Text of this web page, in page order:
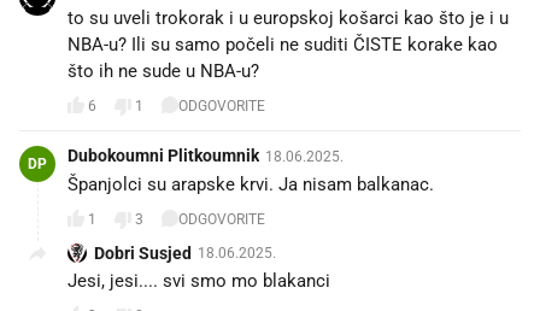
to su uveli trokorak i u europskoj košarci kao što je i u
NBA-u? Ili su samo počeli ne suditi ČISTE korake kao
što ih ne sude u NBA-u?
6 1 ODGOVORITE
DP Dubokoumni Plitkoumnik 18.06.2025.
Španjolci su arapske krvi. Ja nisam balkanac.
1 3 ODGOVORITE
Dobri Susjed 18.06.2025.
Jesi, jesi.... svi smo mo blakanci